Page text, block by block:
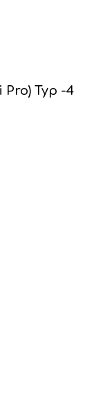
Typ -4